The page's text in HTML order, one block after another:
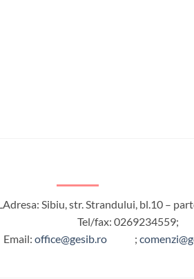
Adresa: Sibiu, str. Strandului, bl.10 –
Tel/fax: 0269234559;
Email: office@gesib.ro ;